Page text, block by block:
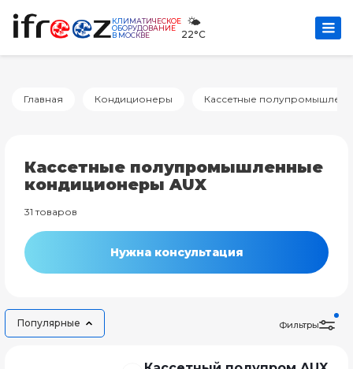
КЛИМАТИЧЕСКОЕ
ОБОРУДОВАНИЕ
В МОСКВЕ
🌤️
22°C
Главная Кондиционеры Кассетные
Кассетные полупромышленные
кондиционеры AUX
31 товаров
Нужна консультация
Популярные Фильтры